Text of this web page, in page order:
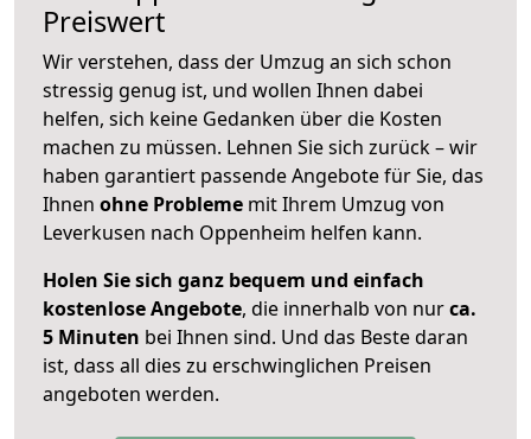
Preiswert
Wir verstehen, dass der Umzug an sich schon
stressig genug ist, und wollen Ihnen dabei
helfen, sich keine Gedanken über die Kosten
machen zu müssen. Lehnen Sie sich zurück – wir
haben garantiert passende Angebote für Sie, das
Ihnen ohne Probleme mit Ihrem Umzug von
Leverkusen nach Oppenheim helfen kann.
Holen Sie sich ganz bequem und einfach
kostenlose Angebote, die innerhalb von nurca.
5 Minuten bei Ihnen sind. Und das Beste daran
ist, dass all dies zu erschwinglichen Preisen
angeboten werden.